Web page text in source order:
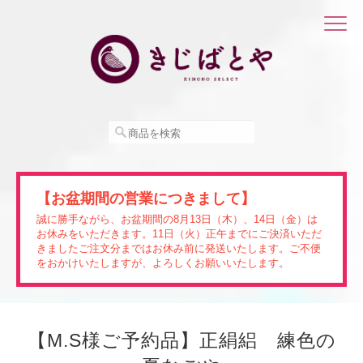
【お盆期間の営業につきまして】
誠に勝手ながら、お盆期間の8月13日（木）、14日（金）は
お休みをいただきます。11日（火）正午までにご決済いただ
きましたご注文分まではお休み前に発送いたします。ご不便
をおかけいたしますが、よろしくお願いいたします。
【M.S様ご予約品】正絹絽 練色の